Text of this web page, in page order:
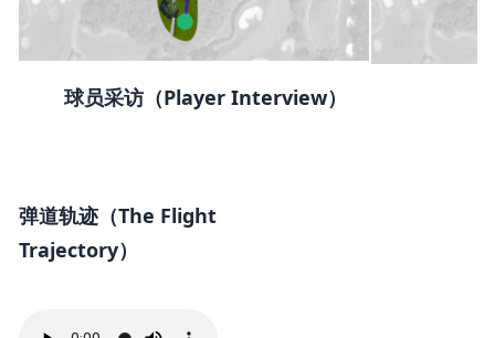
球员采访（Player Interview）
弹道轨迹（The Flight
Trajectory）